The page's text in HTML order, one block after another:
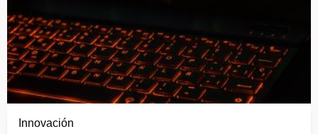
Innovación